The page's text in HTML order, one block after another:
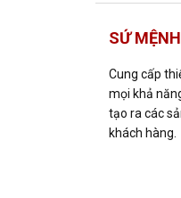
SỨ MỆNH
Cung cấp
mọi khả
tạo ra các
khách hàng.